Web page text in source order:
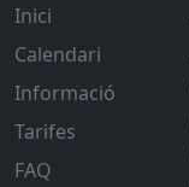
Inici
Calendari
Informació
Tarifes
FAQ